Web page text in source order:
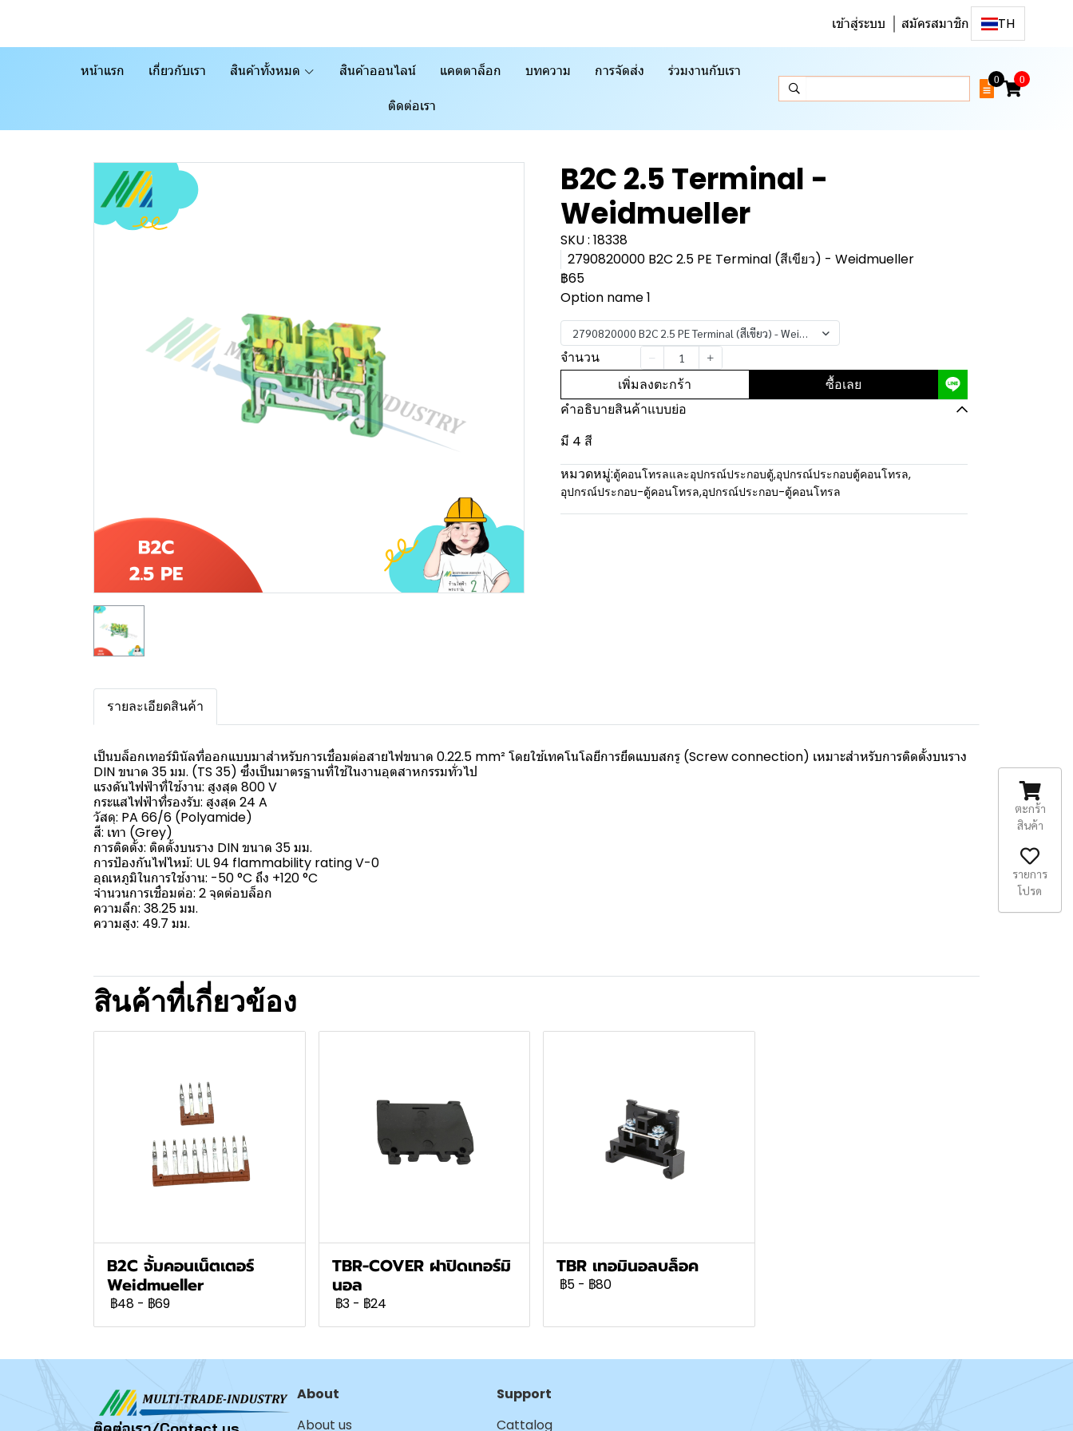
เข้าสู่ระบบ สมัครสมาชิก TH
หน้าแรก เกี่ยวกับเรา สินค้าทั้งหมด สินค้าออนไลน์ แคตตาล็อก บทความ การจัดส่ง ร่วมงานกับเรา
ติดต่อเรา
0 0
B2C 2.5 Terminal -
Weidmueller
SKU : 18338
2790820000 B2C 2.5 PE Terminal (สีเขียว) - Weidmueller
฿65
Option name 1
2790820000 B2C 2.5 PE Terminal (สีเขียว) - Weidmueller
จำนวน
เพิ่มลงตะกร้า ซื้อเลย
คำอธิบายสินค้าแบบย่อ
มี 4 สี
หมวดหมู่:ตู้คอนโทรลและอุปกรณ์ประกอบตู้,อุปกรณ์ประกอบตู้คอนโทรล,
อุปกรณ์ประกอบ-ตู้คอนโทรล,อุปกรณ์ประกอบ-ตู้คอนโทรล
รายละเอียดสินค้า
เป็นบล็อกเทอร์มินัลที่ออกแบบมาสำหรับการเชื่อมต่อสายไฟขนาด 0.22.5 mm² โดยใช้เทคโนโลยีการยึดแบบสกรู (Screw connection) เหมาะสำหรับการติดตั้งบนราง
DIN ขนาด 35 มม. (TS 35) ซึ่งเป็นมาตรฐานที่ใช้ในงานอุตสาหกรรมทั่วไป
แรงดันไฟฟ้าที่ใช้งาน: สูงสุด 800 V
กระแสไฟฟ้าที่รองรับ: สูงสุด 24 A
วัสดุ: PA 66/6 (Polyamide)
สี: เทา (Grey)
การติดตั้ง: ติดตั้งบนราง DIN ขนาด 35 มม.
การป้องกันไฟไหม้: UL 94 flammability rating V-0
อุณหภูมิในการใช้งาน: -50 °C ถึง +120 °C
จำนวนการเชื่อมต่อ: 2 จุดต่อบล็อก
ความลึก: 38.25 มม.
ความสูง: 49.7 มม.
สินค้าที่เกี่ยวข้อง
B2C จั้มคอนเน็ตเตอร์
Weidmueller
฿48 - ฿69
TBR-COVER ฝาปิดเทอร์มิ
นอล
฿3 - ฿24
TBR เทอมินอลบล็อค
฿5 - ฿80
About
About us
Support
Cattalog
ตะกร้า
สินค้า
รายการ
โปรด